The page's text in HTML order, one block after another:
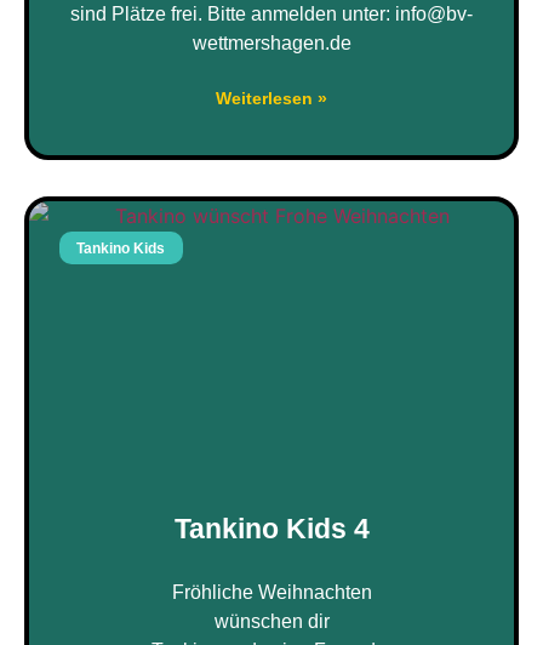
sind Plätze frei. Bitte anmelden unter: info@bv-
wettmershagen.de
Weiterlesen »
Tankino Kids
Tankino Kids 4
Fröhliche Weihnachten
wünschen dir